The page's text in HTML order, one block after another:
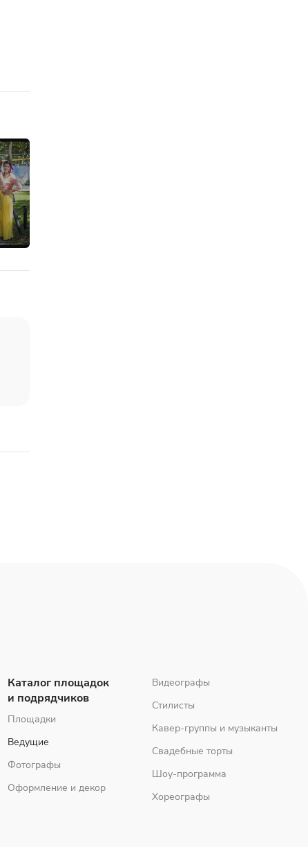
Каталог площадок
и подрядчиков
Площадки
Ведущие
Фотографы
Оформление и декор
Видеографы
Стилисты
Кавер-группы и музыканты
Свадебные торты
Шоу-программа
Хореографы